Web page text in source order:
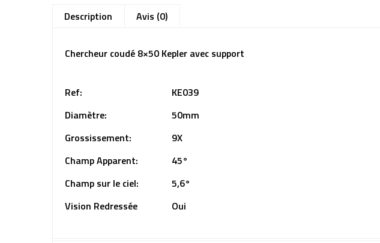
Description Avis (0)
Chercheur coudé 8×50 Kepler avec support
Ref:
KE039
Diamètre:
50mm
Grossissement:
9X
Champ Apparent:
45°
Champ sur le ciel:
5,6°
Vision Redressée
Oui